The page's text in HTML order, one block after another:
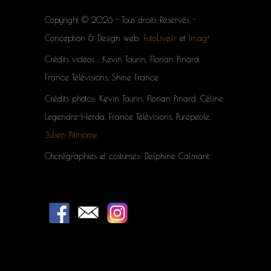
Copyright © 2026 - Tous droits Réservés -
Conception & Design web: FotoLive.fr et Imag+
Crédits vidéos : Kevin Taurin, Florian Pinard,
France Télévisions, Shine France
Crédits photos: Kevin Taurin, Florian Pinard, Céline
Legendre-Herda, France Télévisions, Purepeole,
Julien Pitinome
Chorégraphies et costumes: Delphine Calmant